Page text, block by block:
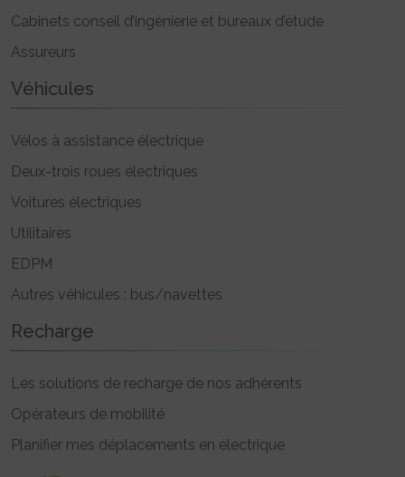
Cabinets conseil d’ingénierie et bureaux d’étude
Assureurs
Véhicules
Vélos à assistance électrique
Deux-trois roues électriques
Voitures électriques
Utilitaires
EDPM
Autres véhicules : bus/navettes
Recharge
Les solutions de recharge de nos adhérents
Opérateurs de mobilité
Planifier mes déplacements en électrique